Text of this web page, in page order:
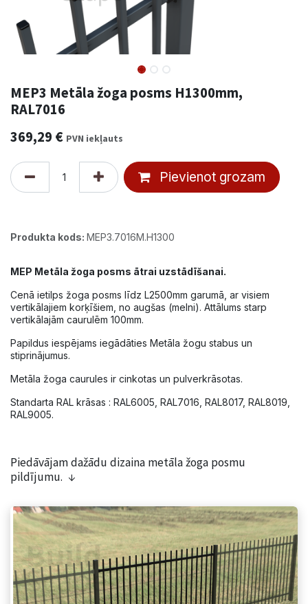
MEP3 Metāla žoga posms H1300mm,
RAL7016
369,29 € PVN iekļauts
Pievienot grozam
Produkta kods: MEP3.7016M.H1300
MEP Metāla žoga posms ātrai uzstādīšanai.
Cenā ietilps žoga posms līdz L2500mm garumā, ar visiem
vertikālajiem korķīšiem, no augšas (melni). Attālums starp
vertikālajām caurulēm 100mm.
Papildus iespējams iegādāties Metāla žogu stabus un
stiprinājumus.
Metāla žoga caurules ir cinkotas un pulverkrāsotas.
Standarta RAL krāsas : RAL6005, RAL7016, RAL8017, RAL8019,
RAL9005.
Piedāvājam dažādu dizaina metāla žoga posmu
pildījumu. ↓